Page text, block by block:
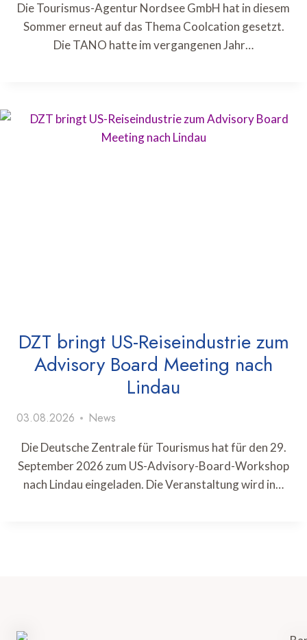
Die Tourismus-Agentur Nordsee GmbH hat in diesem
Sommer erneut auf das Thema Coolcation gesetzt.
Die TANO hatte im vergangenen Jahr…
DZT bringt US-Reiseindustrie zum
Advisory Board Meeting nach
Lindau
03.08.2026 News
Die Deutsche Zentrale für Tourismus hat für den 29.
September 2026 zum US-Advisory-Board-Workshop
nach Lindau eingeladen. Die Veranstaltung wird in…